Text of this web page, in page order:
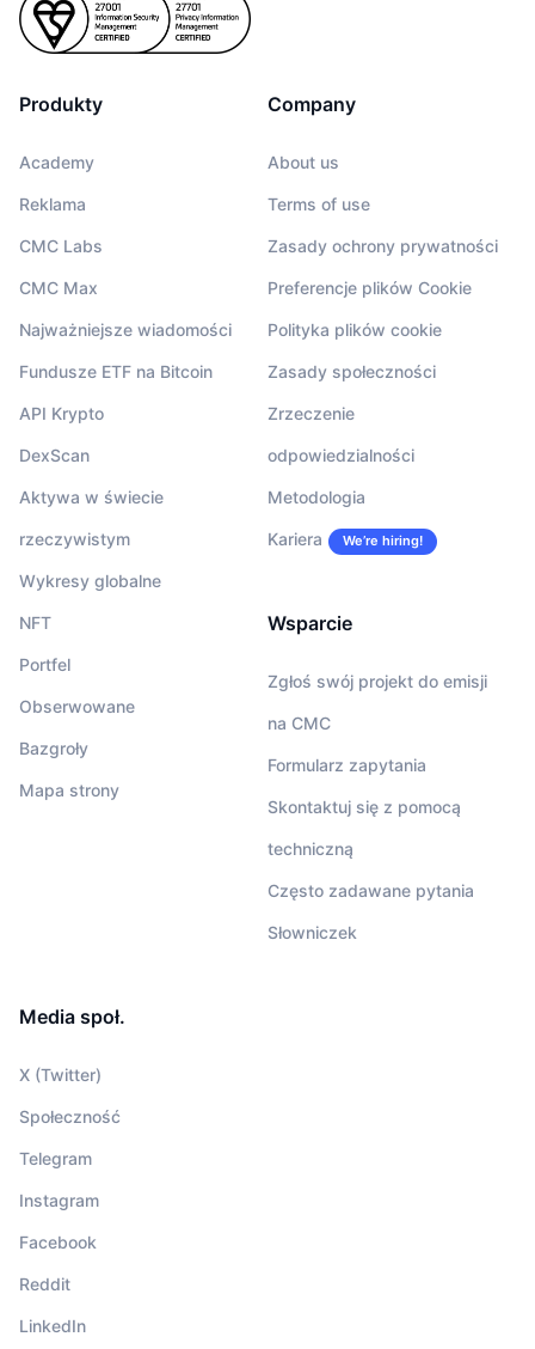
Produkty
Academy
Reklama
CMC Labs
CMC Max
Najważniejsze wiadomości
Fundusze ETF na Bitcoin
API Krypto
DexScan
Aktywa w świecie
rzeczywistym
Wykresy globalne
NFT
Portfel
Obserwowane
Bazgroły
Mapa strony
Company
About us
Terms of use
Zasady ochrony prywatności
Preferencje plików Cookie
Polityka plików cookie
Zasady społeczności
Zrzeczenie
odpowiedzialności
Metodologia
Kariera We’re hiring!
Wsparcie
Zgłoś swój projekt do emisji
na CMC
Formularz zapytania
Skontaktuj się z pomocą
techniczną
Często zadawane pytania
Słowniczek
Media społ.
X (Twitter)
Społeczność
Telegram
Instagram
Facebook
Reddit
LinkedIn